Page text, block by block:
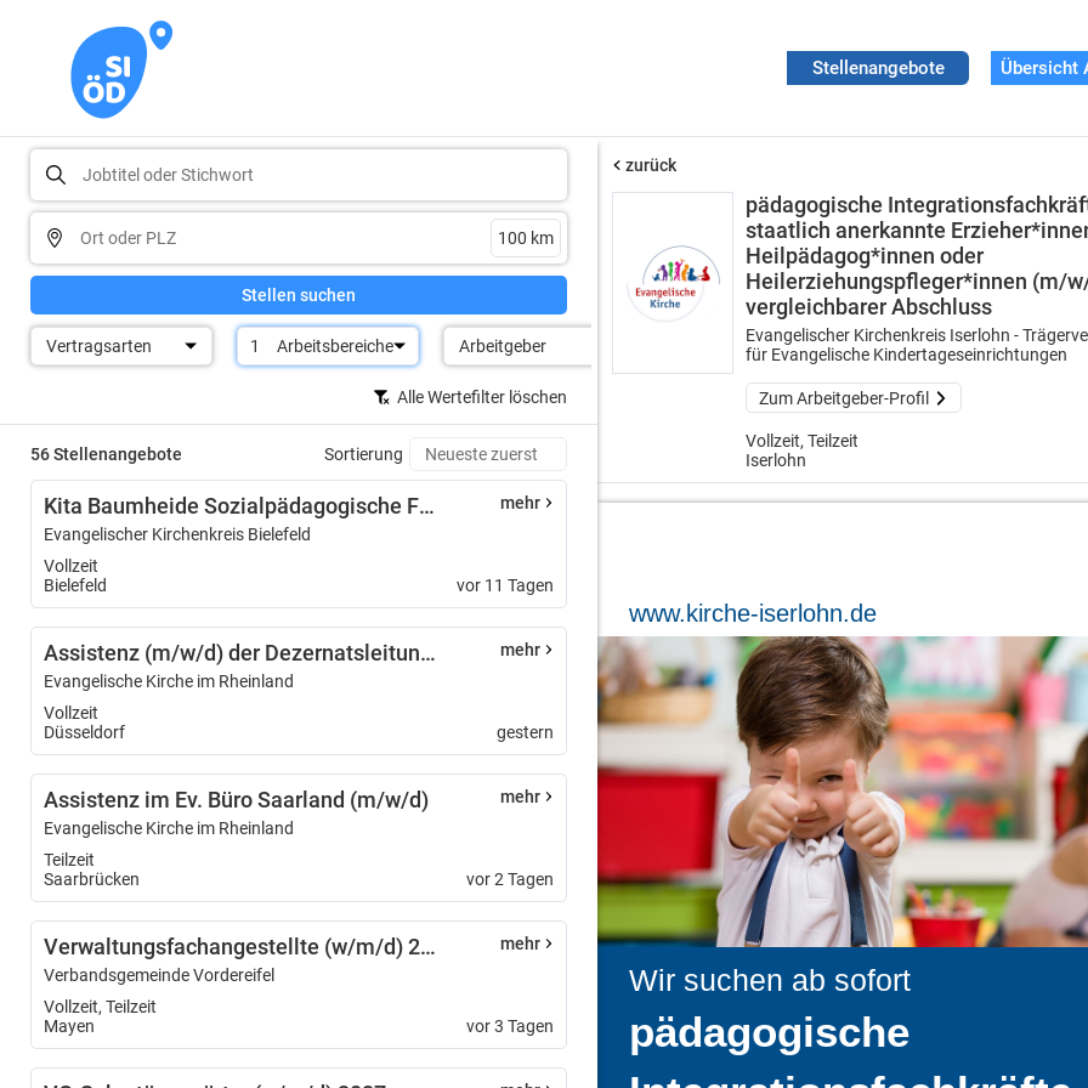
Stellenangebote Übersicht
Stellen suchen
Vertragsarten 1 Arbeitsbereiche Arbeitgeber
Alle Wertefilter löschen
56 Stellenangebote Sortierung
Kita Baumheide Sozialpädagogische Fachkraft (m/w/d) in der gemeinsamen Erziehung
Evangelischer Kirchenkreis Bielefeld
Vollzeit
Bielefeld
mehr
vor 11 Tagen
Assistenz (m/w/d) der Dezernatsleitung 5.1 Finanzen
Evangelische Kirche im Rheinland
Vollzeit
Düsseldorf
mehr
gestern
Assistenz im Ev. Büro Saarland (m/w/d)
Evangelische Kirche im Rheinland
Teilzeit
Saarbrücken
mehr
vor 2 Tagen
Verwaltungsfachangestellte (w/m/d) 2027
Verbandsgemeinde Vordereifel
Vollzeit, Teilzeit
Mayen
mehr
vor 3 Tagen
zurück
pädagogische
staatlich anerkannte
Heilpädagog*innen oder
Heilerziehungspfleger*innen (m/
vergleichbarer Abschluss
Evangelischer Kirchenkreis Iserlohn -
für Evangelische Kindertageseinrichtungen
Zum Arbeitgeber-Profil
Vollzeit, Teilzeit
Iserlohn